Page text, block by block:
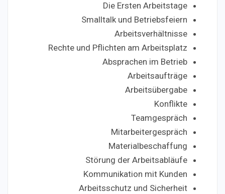
Die Ersten Arbeitstage
Smalltalk und Betriebsfeiern
Arbeitsverhältnisse
Rechte und Pflichten am Arbeitsplatz
Absprachen im Betrieb
Arbeitsaufträge
Arbeitsübergabe
Konflikte
Teamgespräch
Mitarbeitergespräch
Materialbeschaffung
Störung der Arbeitsabläufe
Kommunikation mit Kunden
Arbeitsschutz und Sicherheit